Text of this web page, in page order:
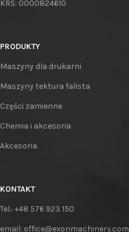
KRS: 0000824610
PRODUKTY
Maszyny dla drukarni
Maszyny tektura falista
Części zamienne
Chemia i akcesoria
Akcesoria
KONTAKT
Tel.: +48 576 923 150
email: office@exonmachinery.com